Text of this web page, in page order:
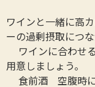
ワインと一緒に高
ーの過剰摂取につ
ワインに合わせ
用意しましょう。
食前酒 空腹時に